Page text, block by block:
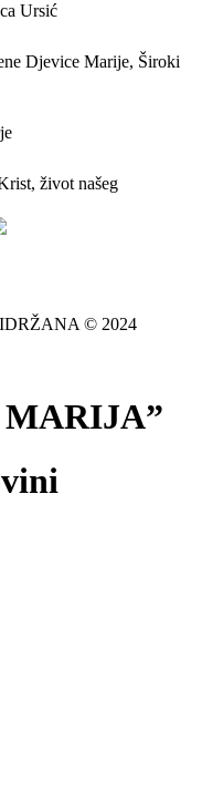
Ursić
Djevice Marije, Široki
život našeg
© 2024